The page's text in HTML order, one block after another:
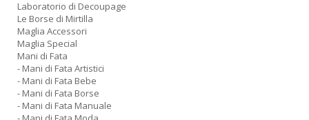
Laboratorio di Decoupage
Le Borse di Mirtilla
Maglia Accessori
Maglia Special
Mani di Fata
- Mani di Fata Artistici
- Mani di Fata Bebe
- Mani di Fata Borse
- Mani di Fata Manuale